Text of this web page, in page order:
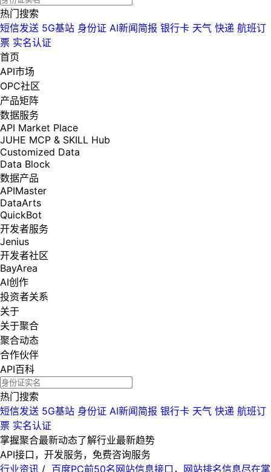
热门搜索
短信发送 5G基站 身份证 AI新闻简报 银行卡 天气 快递 航班订
票 实名认证
首页
API市场
OPC社区
产品矩阵
数据服务
API Market Place
JUHE MCP & SKILL Hub
Customized Data
Data Block
数据产品
APIMaster
DataArts
QuickBot
开发者服务
Jenius
开发者社区
BayArea
AI创作
投资者关系
关于
关于聚合
聚合动态
合作伙伴
API百科
热门搜索
短信发送 5G基站 身份证 AI新闻简报 银行卡 天气 快递 航班订
票 实名认证
掌握聚合最新动态了解行业最新趋势
API接口，开发服务，免费咨询服务
行业资讯 / 百度PC前50名网站信息接口，网站排名信息尽在掌